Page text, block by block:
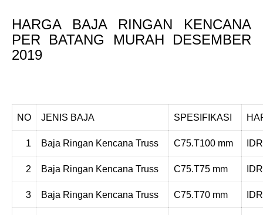
HARGA BAJA RINGAN KENCANA
PER BATANG MURAH DESEMBER
2019
NO JENIS BAJA SPESIFIKASI
1 Baja Ringan Kencana Truss C75.T100 mm
2 Baja Ringan Kencana Truss C75.T75 mm
3 Baja Ringan Kencana Truss C75.T70 mm